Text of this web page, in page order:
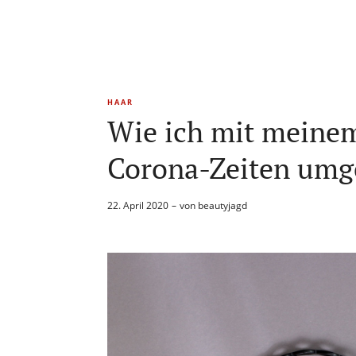
HAAR
Wie ich mit
Corona-Zeiten
22. April 2020 von beautyjagd